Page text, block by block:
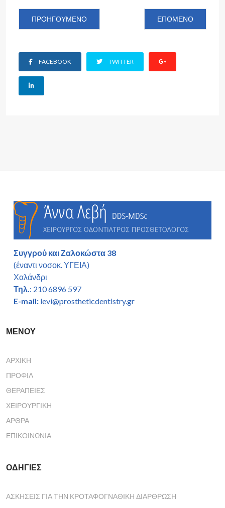
ΠΡΟΗΓΟΎΜΕΝΟ ΆΡΘΡΟ: ΣΥΣΧΕΤΙΣΜΟΣ
ΠΡΟΗΓΟΎΜΕΝΟ ΕΠΌΜΕΝΟ ΆΡΘΡΟ:
ΕΠΌΜΕΝΟ
FACEBOOK TWITTER
Συγγρού και Ζαλοκώστα 38
(έναντι νοσοκ. ΥΓΕΙΑ)
Χαλάνδρι
Τηλ.: 210 6896 597
E-mail: levi@prostheticdentistry.gr
ΜΕΝΟΥ
ΑΡΧΙΚΉ
ΠΡΟΦΊΛ
ΘΕΡΑΠΕΊΕΣ
ΧΕΙΡΟΥΡΓΙΚΉ
ΆΡΘΡΑ
ΕΠΙΚΟΙΝΩΝΊΑ
ΟΔΗΓΙΕΣ
ΑΣΚΗΣΕΙΣ ΓΙΑ ΤΗΝ ΚΡΟΤΑΦΟΓΝΑΘΙΚΗ ΔΙΑΡΘΡΩΣΗ